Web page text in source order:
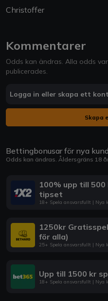
Christoffer
Kommentarer
Odds kan ändras. Alla odds
publicerades.
Logga in eller skapa ett
Skapa
Bettingbonusar för nya
Odds kan ändras. Åldersgräns 18
100% upp till
tipset
18+ Spela ansvarsfullt | Nya
1250kr
för alla)
25+ Spela ansvarsfullt | Nya
Upp till 1500 kr
18+ Spela ansvarsfullt | Nya